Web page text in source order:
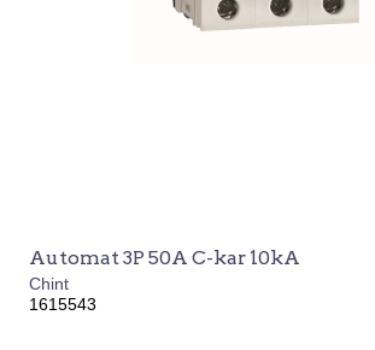
Automat 3P 50A C-kar 10kA
Chint
1615543